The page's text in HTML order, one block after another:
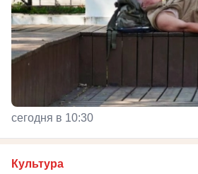
сегодня в 10:30
Культура